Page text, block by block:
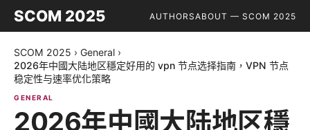
SCOM 2025 AUTHORSABOUT — SCOM 2025
SCOM 2025 › General ›
2026年中國大陆地区穩定好用的 vpn 节点选择指南，VPN 节点
稳定性与速率优化策略
GENERAL
2026年中國大陆地区穩